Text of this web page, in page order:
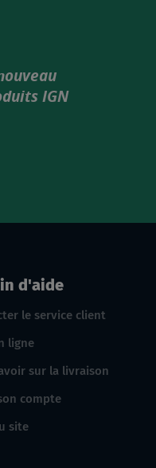
IGN
d'aide
le service client
ligne
sur la livraison
compte
site